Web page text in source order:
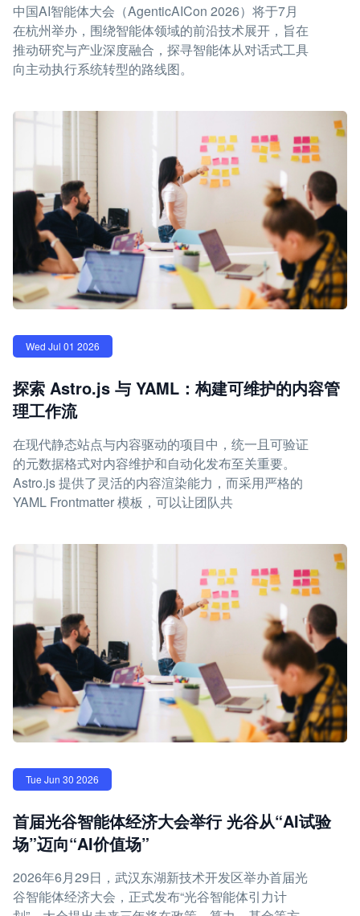
中国AI智能体大会（AgenticAICon 2026）将于7月
在杭州举办，围绕智能体领域的前沿技术展开，旨在
推动研究与产业深度融合，探寻智能体从对话式工具
向主动执行系统转型的路线图。
Wed Jul 01 2026
探索 Astro.js 与 YAML：构建可维护的内容管
理工作流
在现代静态站点与内容驱动的项目中，统一且可验证
的元数据格式对内容维护和自动化发布至关重要。
Astro.js 提供了灵活的内容渲染能力，而采用严格的
YAML Frontmatter 模板，可以让团队共
Tue Jun 30 2026
首届光谷智能体经济大会举行 光谷从“AI试验
场”迈向“AI价值场”
2026年6月29日，武汉东湖新技术开发区举办首届光
谷智能体经济大会，正式发布“光谷智能体引力计